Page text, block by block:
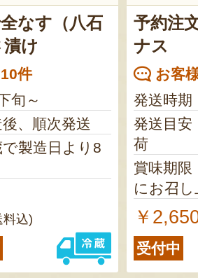
なす（八石
け
件
旬～
、順次発送
製造日より8
料込)
予約注
ナス
お客
発送時期
発送目安
荷
賞味期限
にお召
￥
受付中